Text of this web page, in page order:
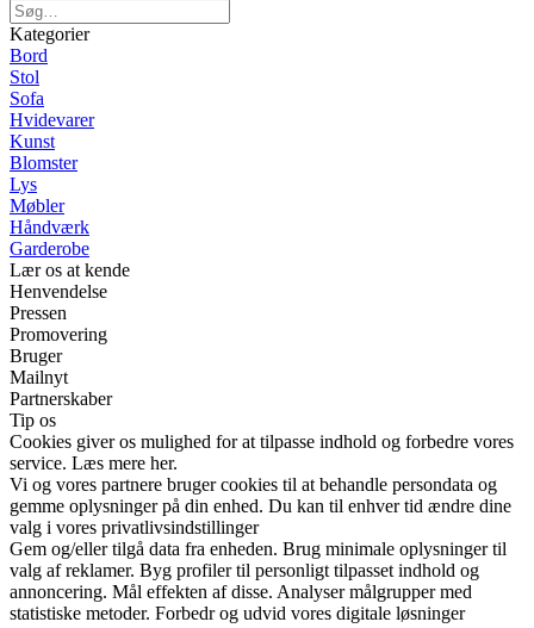
Kategorier
Bord
Stol
Sofa
Hvidevarer
Kunst
Blomster
Lys
Møbler
Håndværk
Garderobe
Lær os at kende
Henvendelse
Pressen
Promovering
Bruger
Mailnyt
Partnerskaber
Tip os
Cookies giver os mulighed for at tilpasse indhold og forbedre vores
service. Læs mere her.
Vi og vores partnere bruger cookies til at behandle persondata og
gemme oplysninger på din enhed. Du kan til enhver tid ændre dine
valg i vores privatlivsindstillinger
Gem og/eller tilgå data fra enheden. Brug minimale oplysninger til
valg af reklamer. Byg profiler til personligt tilpasset indhold og
annoncering. Mål effekten af disse. Analyser målgrupper med
statistiske metoder. Forbedr og udvid vores digitale løsninger